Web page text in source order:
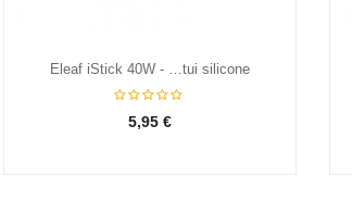
Eleaf iStick 40W - …tui silicone
5,95 €